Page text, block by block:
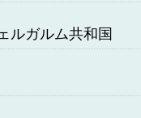
ルガルム共和国